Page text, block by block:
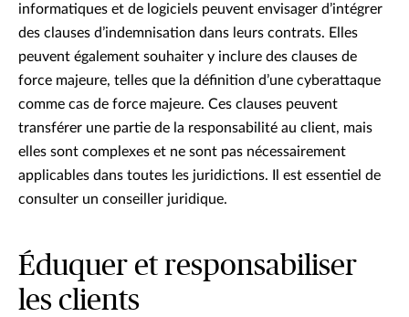
informatiques et de logiciels peuvent envisager d’intégrer
des clauses d’indemnisation dans leurs contrats. Elles
peuvent également souhaiter y inclure des clauses de
force majeure, telles que la définition d’une cyberattaque
comme cas de force majeure. Ces clauses peuvent
transférer une partie de la responsabilité au client, mais
elles sont complexes et ne sont pas nécessairement
applicables dans toutes les juridictions. Il est essentiel de
consulter un conseiller juridique.
Éduquer et responsabiliser
les clients